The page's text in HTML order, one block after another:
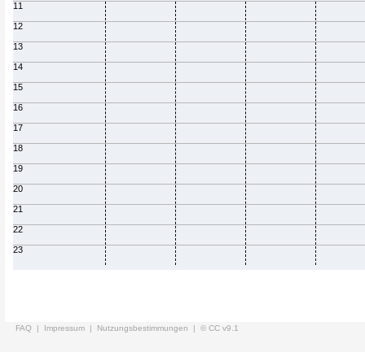
11
12
13
14
15
16
17
18
19
20
21
22
23
FAQ | Impressum | Nutzungsbestimmungen | © CC v9.1